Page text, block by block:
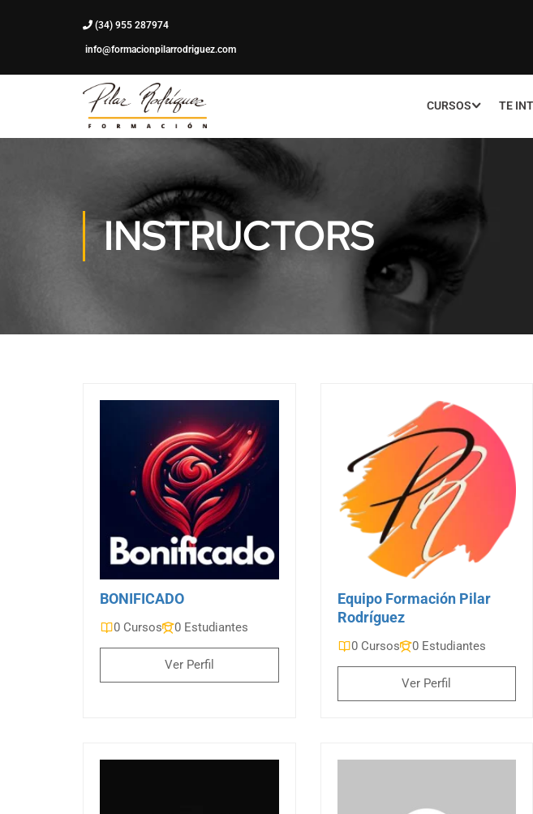
(34) 955 287974
info@formacionpilarrodriguez.com
CURSOS TE
INSTRUCTORS
BONIFICADO
0 Cursos 0 Estudiantes
Ver Perfil
Equipo Formación Pilar
Rodríguez
0 Cursos 0 Estudiantes
Ver Perfil